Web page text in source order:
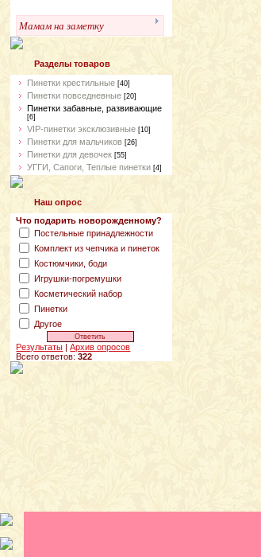
Мамам на заметку
Разделы товаров
Пинетки крестильные [40]
Пинетки повседневные [20]
Пинетки забавные, развивающие
[6]
VIP-пинетки эксклюзивные [10]
Пинетки для мальчиков [26]
Пинетки для девочек [55]
УГГИ, Сапоги, Теплые пинетки [4]
Наш опрос
Что подарить новорожденному?
Постельные принадлежности
Комплект из чепчика и пинеток
Костюмчики, боди
Игрушки-погремушки
Косметический набор
Пинетки
Другое
Результаты |Архив опросов
Всего ответов:322